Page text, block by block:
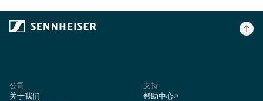
公司
关于我们
支持
帮助中心